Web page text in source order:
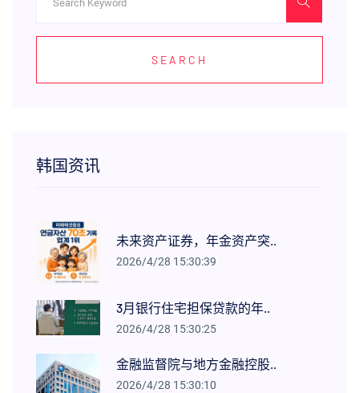
SEARCH
韩国资讯
未来资产证券，年金资产突..
2026/4/28 15:30:39
3月银行住宅担保贷款的年..
2026/4/28 15:30:25
金融监督院与地方金融控股..
2026/4/28 15:30:10